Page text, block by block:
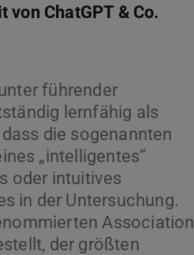
ChatGPT & Co.
führender
lernfähig als
die sogenannten
„intelligentes“
oder intuitives
in der Untersuchung.
Association
der größten